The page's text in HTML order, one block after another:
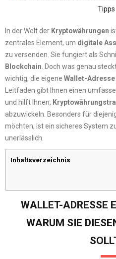
In der Welt der Kryptowährungen
zentrales Element, um digitale
zu versenden. Sie fungiert als
Blockchain . Doch was genau
wichtig, die eigene Wallet-Adresse
Leitfaden gibt Ihnen einen
und hilft Ihnen,
abzuwickeln. Besonders für
möchten, ist ein sicheres System
unerlässlich.
Inhaltsverzeichnis
WALLET-ADRESSE
WARUM SIE